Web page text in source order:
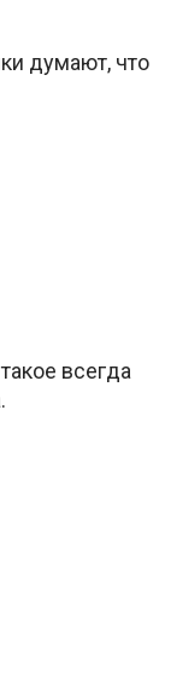
думают, что
всегда